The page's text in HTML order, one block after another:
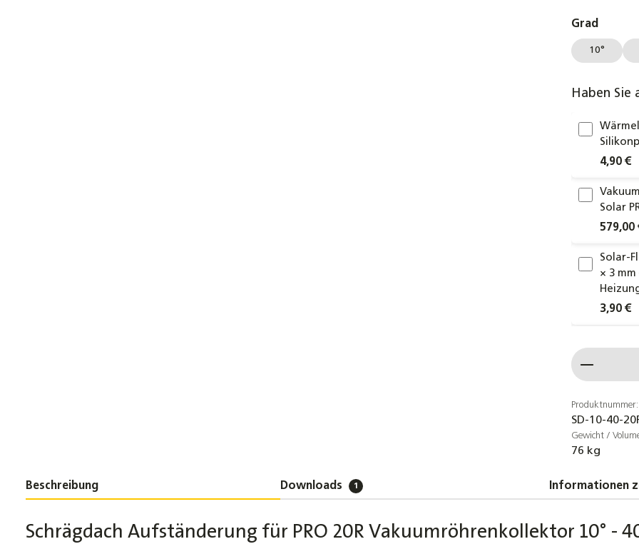
Grad
10°
Haben Sie
4,90 €
Solar
579,00
Solar-
× 3
3,90 €
NMC
UV- &
2,69 €
Produktnummer:
SD-10-40-
Gewicht /
76 kg
Beschreibung Downloads 1 Informationen
Schrägdach Aufständerung für PRO 20R Vakuumröhrenkollektor 10° -